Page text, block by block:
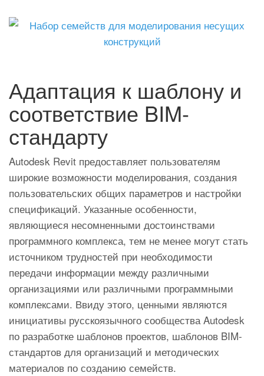
Адаптация к шаблону и
соответствие BIM-
стандарту
Autodesk Revit предоставляет пользователям
широкие возможности моделирования, создания
пользовательских общих параметров и настройки
спецификаций. Указанные особенности,
являющиеся несомненными достоинствами
программного комплекса, тем не менее могут стать
источником трудностей при необходимости
передачи информации между различными
организациями или различными программными
комплексами. Ввиду этого, ценными являются
инициативы русскоязычного сообщества Autodesk
по разработке шаблонов проектов, шаблонов BIM-
стандартов для организаций и методических
материалов по созданию семейств.